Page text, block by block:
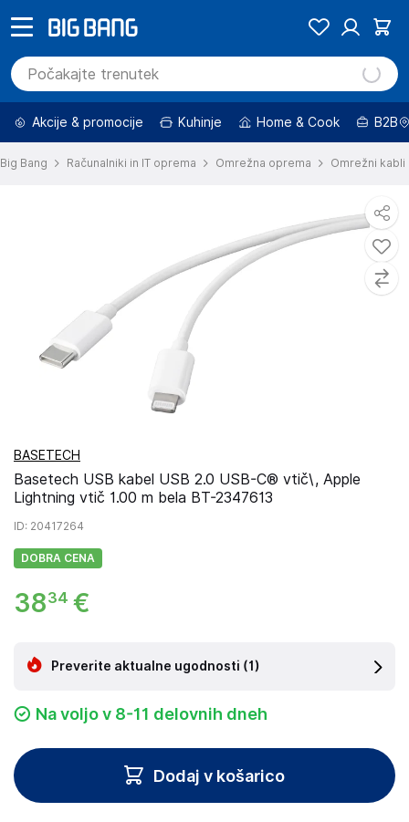
Akcije & promocije Kuhinje Home & Cook B2B
Big Bang Računalniki in IT oprema Omrežna oprema Omrežni kabli
BASETECH
Basetech USB kabel USB 2.0 USB-C® vtič\, Apple
Lightning vtič 1.00 m bela BT-2347613
ID: 20417264
DOBRA CENA
3834 €
Preverite aktualne ugodnosti (1)
Na voljo v 8-11 delovnih dneh
Dodaj v košarico